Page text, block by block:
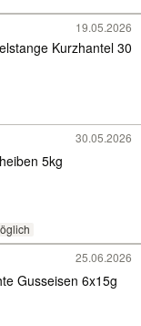
19.05.2026
Kurzhantel 30
30.05.2026
5kg
25.06.2026
Gusseisen 6x15g